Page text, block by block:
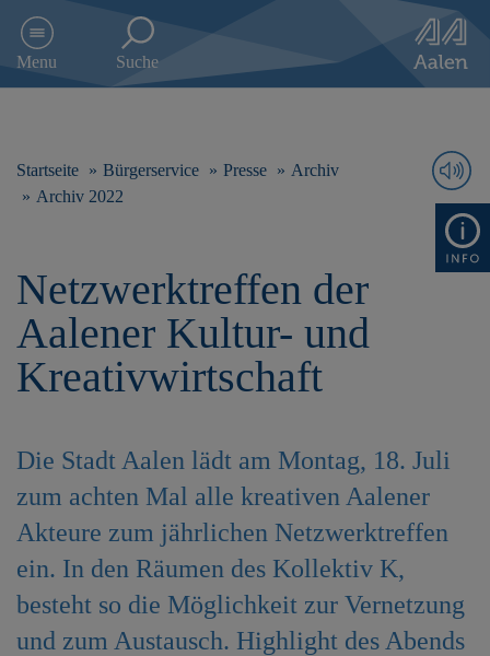
e
Menu Suche
Startseite Bürgerservice Presse
Archiv
Archiv 2022
Netzwerktreffen der
Aalener Kultur- und
Kreativwirtschaft
Die Stadt Aalen lädt am Montag, 18. Juli
zum achten Mal alle kreativen Aalener
Akteure zum jährlichen Netzwerktreffen
ein. In den Räumen des Kollektiv K,
besteht so die Möglichkeit zur Vernetzung
und zum Austausch. Highlight des Abends